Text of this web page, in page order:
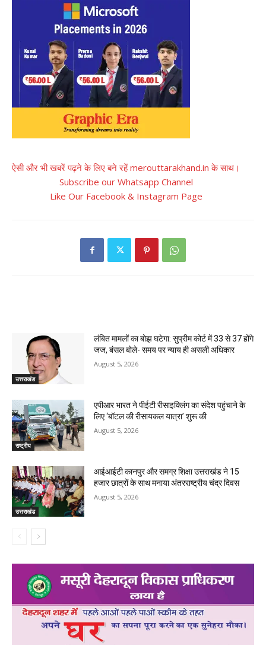
ऐसी और भी खबरें पढ़ने के लिए बने रहें merouttarakhand.in के साथ।
Subscribe our Whatsapp Channel
Like Our Facebook & Instagram Page
उत्तराखंड
लंबित मामलों का बोझ घटेगा: सुप्रीम कोर्ट में 33 से 37 होंगे
जज, बंसल बोले- समय पर न्याय ही असली अधिकार
August 5, 2026
राष्ट्रीय
एपीआर भारत ने पीईटी रीसाइक्लिंग का संदेश पहुंचाने के
लिए ‘बॉटल की रीसायकल यात्रा’ शुरू की
August 5, 2026
उत्तराखंड
आईआईटी कानपुर और समग्र शिक्षा उत्तराखंड ने 15
हजार छात्रों के साथ मनाया अंतरराष्ट्रीय चंद्र दिवस
August 5, 2026